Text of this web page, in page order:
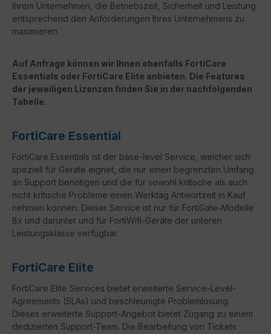
Ihrem Unternehmen, die Betriebszeit, Sicherheit und Leistung
entsprechend den Anforderungen Ihres Unternehmens zu
maximieren.
Auf Anfrage können wir Ihnen ebenfalls FortiCare
Essentials oder FortiCare Elite anbieten. Die Features
der jeweiligen Lizenzen finden Sie in der nachfolgenden
Tabelle.
FortiCare Essential
FortiCare Essentials ist der base-level Service, welcher sich
speziell für Geräte eignet, die nur einen begrenzten Umfang
an Support benötigen und die für sowohl kritische als auch
nicht kritische Probleme einen Werktag Antwortzeit in Kauf
nehmen können. Dieser Service ist nur für FortiGate-Modelle
8x und darunter und für FortiWifi-Geräte der unteren
Leistungsklasse verfügbar.
FortiCare Elite
FortiCare Elite Services bietet erweiterte Service-Level-
Agreements (SLAs) und beschleunigte Problemlösung.
Dieses erweiterte Support-Angebot bietet Zugang zu einem
dedizierten Support-Team. Die Bearbeitung von Tickets